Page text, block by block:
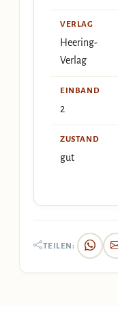
VERLAG
Heering-
Verlag
EINBAND
2
ZUSTAND
gut
TEILEN: